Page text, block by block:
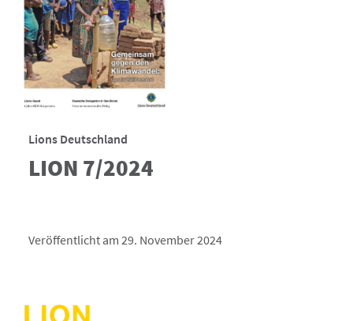
Lions Deutschland
LION 7/2024
Veröffentlicht am 29. November 2024